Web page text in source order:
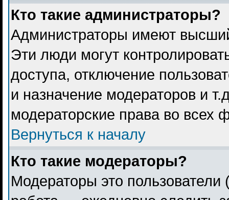
Кто такие администраторы?
Администраторы имеют
Эти люди могут
доступа, отключение
и назначение модераторов и
модераторские права во всех
Вернуться к началу
Кто такие модераторы?
Модераторы это пользователи